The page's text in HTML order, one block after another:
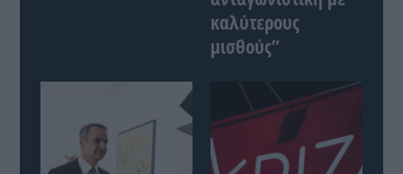
καλύτερους
μισθούς”